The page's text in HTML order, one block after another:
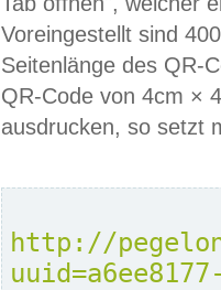
Voreingestellt sind
Seitenlänge des QR-
QR-Code von 4cm ×
ausdrucken, so setzt
http://